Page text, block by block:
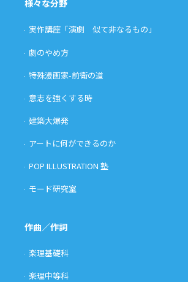
様々な分野
実作講座「演劇 似て非なるもの」
劇のやめ方
特殊漫画家-前衛の道
意志を強くする時
建築大爆発
アートに何ができるのか
POP ILLUSTRATION 塾
モード研究室
作曲／作詞
楽理基礎科
楽理中等科